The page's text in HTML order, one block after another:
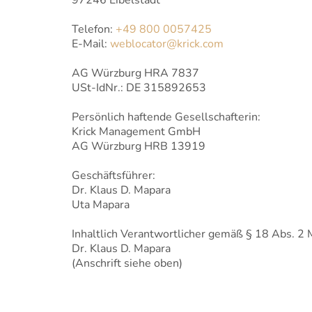
Telefon: +49 800 0057425
E-Mail: weblocator@krick.com
AG Würzburg HRA 7837
USt-IdNr.: DE 315892653
Persönlich haftende Gesellschafterin:
Krick Management GmbH
AG Würzburg HRB 13919
Geschäftsführer:
Dr. Klaus D. Mapara
Uta Mapara
Inhaltlich Verantwortlicher gemäß § 18 Abs. 2
Dr. Klaus D. Mapara
(Anschrift siehe oben)